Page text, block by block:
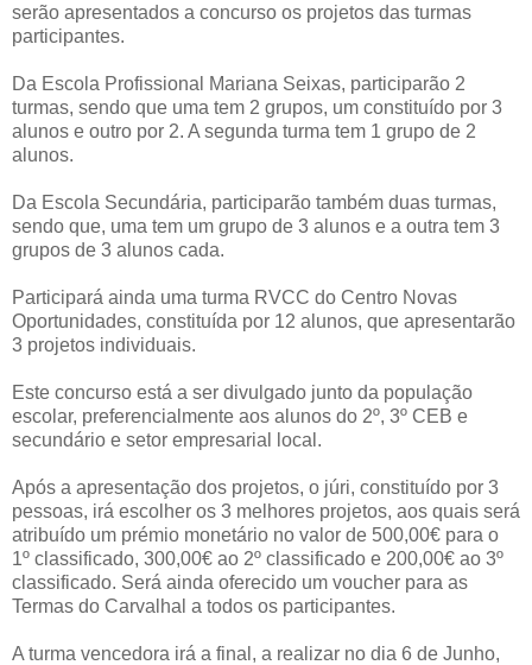
serão apresentados a concurso os projetos das turmas
participantes.
Da Escola Profissional Mariana Seixas, participarão 2
turmas, sendo que uma tem 2 grupos, um constituído por 3
alunos e outro por 2. A segunda turma tem 1 grupo de 2
alunos.
Da Escola Secundária, participarão também duas turmas,
sendo que, uma tem um grupo de 3 alunos e a outra tem 3
grupos de 3 alunos cada.
Participará ainda uma turma RVCC do Centro Novas
Oportunidades, constituída por 12 alunos, que apresentarão
3 projetos individuais.
Este concurso está a ser divulgado junto da população
escolar, preferencialmente aos alunos do 2º, 3º CEB e
secundário e setor empresarial local.
Após a apresentação dos projetos, o júri, constituído por 3
pessoas, irá escolher os 3 melhores projetos, aos quais será
atribuído um prémio monetário no valor de 500,00€ para o
1º classificado, 300,00€ ao 2º classificado e 200,00€ ao 3º
classificado. Será ainda oferecido um voucher para as
Termas do Carvalhal a todos os participantes.
A turma vencedora irá a final, a realizar no dia 6 de Junho,